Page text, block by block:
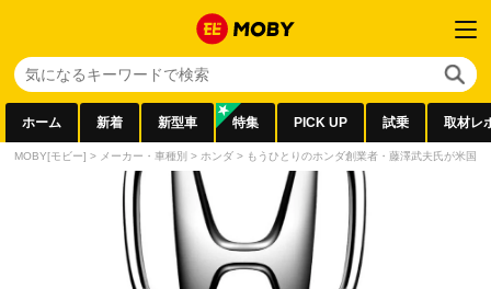
ホーム 新着 新型車 特集 PICK UP 試乗 取材レ
MOBY[モビー] > メーカー・車種別 > ホンダ > もうひとりのホンダ創業者・藤澤武夫氏が米国